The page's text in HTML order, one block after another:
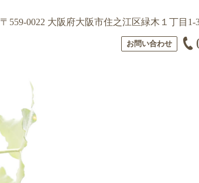
〒559-0022 大阪府大阪市住之江区緑木１丁目
お問い合わせ